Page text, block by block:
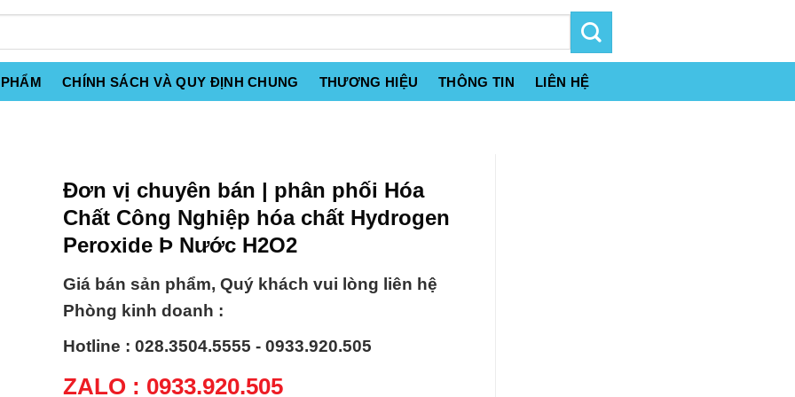
CHÍNH SÁCH VÀ QUY ĐỊNH CHUNG THƯƠNG HIỆU THÔNG TIN LIÊN HỆ
Đơn vị chuyên bán | phân phối Hóa
Chất Công Nghiệp hóa chất Hydrogen
Peroxide Þ Nước H2O2
Giá bán sản phẩm, Quý khách vui lòng liên hệ
Phòng kinh doanh :
Hotline : 028.3504.5555 - 0933.920.505
ZALO : 0933.920.505